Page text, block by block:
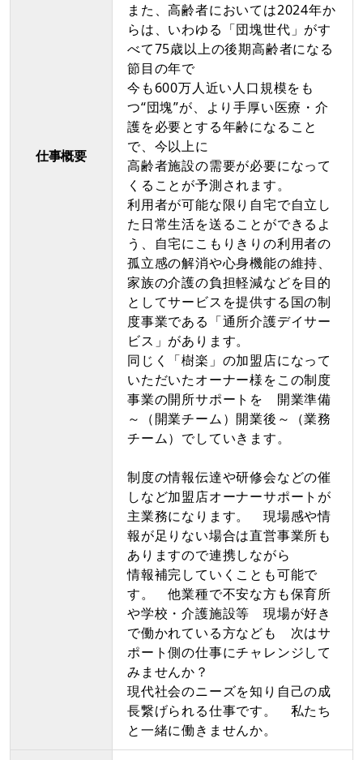
仕事概要
また、高齢者においては2024年か
らは、いわゆる「団塊世代」がす
べて75歳以上の後期高齢者になる
節目の年で
今も600万人近い人口規模をも
つ“団塊”が、より手厚い医療・介
護を必要とする年齢になること
で、今以上に
高齢者施設の需要が必要になって
くることが予測されます。
利用者が可能な限り自宅で自立し
た日常生活を送ることができるよ
う、自宅にこもりきりの利用者の
孤立感の解消や心身機能の維持、
家族の介護の負担軽減などを目的
としてサービスを提供する国の制
度事業である「通所介護デイサー
ビス」があります。
同じく「樹楽」の加盟店になって
いただいたオーナー様をこの制度
事業の開所サポートを 開業準備
～（開業チーム）開業後～（業務
チーム）でしていきます。
制度の情報伝達や研修会などの催
しなど加盟店オーナーサポートが
主業務になります。 現場感や情
報が足りない場合は直営事業所も
ありますので連携しながら
情報補完していくことも可能で
す。 他業種で不安な方も保育所
や学校・介護施設等 現場が好き
で働かれている方なども 次はサ
ポート側の仕事にチャレンジして
みませんか？
現代社会のニーズを知り自己の成
長繋げられる仕事です。 私たち
と一緒に働きませんか。